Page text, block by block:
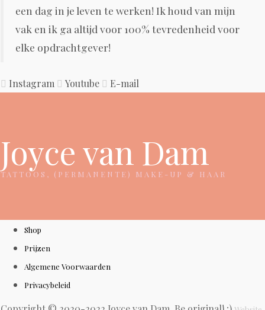
een dag in je leven te werken! Ik houd van mijn
vak en ik ga altijd voor 100% tevredenheid voor
elke opdrachtgever!
Instagram Youtube E-mail
Joyce van Dam
TATTOOS, (PERMANENTE) MAKE-UP & HAAR
Shop
Prijzen
Algemene Voorwaarden
Privacybeleid